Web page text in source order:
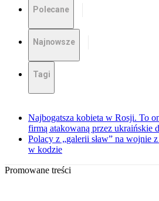
Polecane
Najnowsze
Tagi
Najbogatsza kobieta w Rosji. To
firmą atakowaną przez ukraińskie
Polacy z „galerii sław” na wojnie
w kodzie
Promowane treści